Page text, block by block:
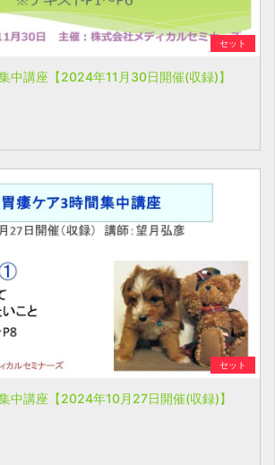
セット
中講座【2024年11月30日開催(収録)】
セット
中講座【2024年10月27日開催(収録)】